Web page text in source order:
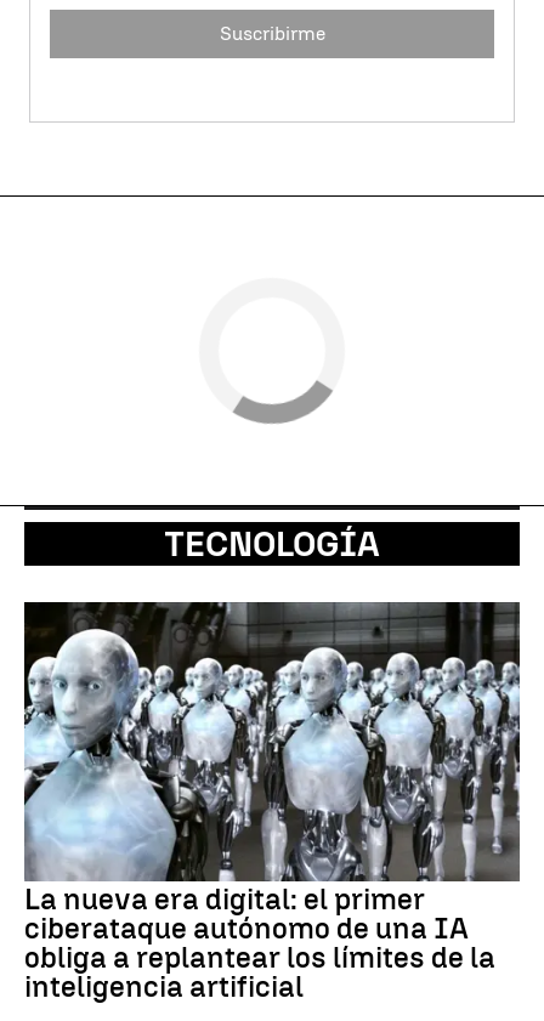
Suscribirme
TECNOLOGÍA
La nueva era digital: el primer
ciberataque autónomo de una IA
obliga a replantear los límites de la
inteligencia artificial